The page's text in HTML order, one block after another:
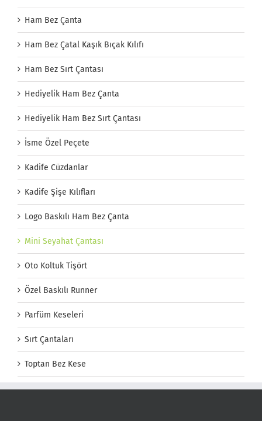
Ham Bez Çanta
Ham Bez Çatal Kaşık Bıçak Kılıfı
Ham Bez Sırt Çantası
Hediyelik Ham Bez Çanta
Hediyelik Ham Bez Sırt Çantası
İsme Özel Peçete
Kadife Cüzdanlar
Kadife Şişe Kılıfları
Logo Baskılı Ham Bez Çanta
Mini Seyahat Çantası
Oto Koltuk Tişört
Özel Baskılı Runner
Parfüm Keseleri
Sırt Çantaları
Toptan Bez Kese